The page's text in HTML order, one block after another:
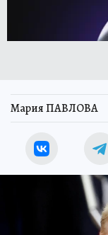
Мария ПАВЛОВА